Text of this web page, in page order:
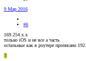
9 Мар 2016
#6
169.254.x.x
только iOS и не все а часть
остальные как в роутере прописано
L